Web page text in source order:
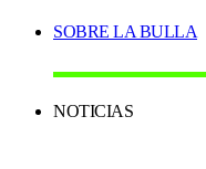
SOBRE LA BULLA
NOTICIAS